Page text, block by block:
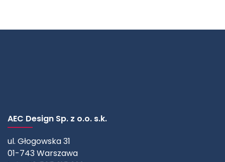
AEC Design Sp. z o.o. s.k.
ul. Głogowska 31
01-743 Warszawa